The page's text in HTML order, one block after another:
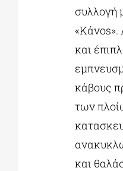
συλλογή
«Kάvos».
και
κάβους
των
και